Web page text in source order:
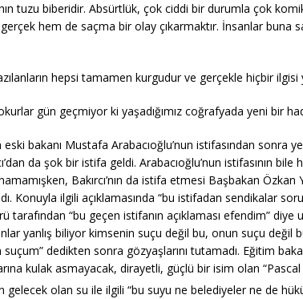
tuzu biberidir. Absürtlük, çok ciddi bir durumla çok
hem de saçma bir olay çıkarmaktır. İnsanlar buna
hepsi tamamen kurgudur ve gerçekle hiçbir ilgisi
gün geçmiyor ki yaşadığımız coğrafyada yeni bir
eski bakanı Mustafa Arabacıoğlu’nun istifasından sonra
da şok bir istifa geldi. Arabacıoğlu’nun istifasının
Bakırcı’nın da istifa etmesi Başbakan Özkan
Konuyla ilgili açıklamasında “bu istifadan sendikalar
tarafından “bu geçen istifanın açıklaması efendim” diye
yanlış biliyor kimsenin suçu değil bu, onun suçu değil
dedikten sonra gözyaşlarını tutamadı. Eğitim
kulak asmayacak, dirayetli, güçlü bir isim olan
gelecek olan su ile ilgili “bu suyu ne belediyeler ne de